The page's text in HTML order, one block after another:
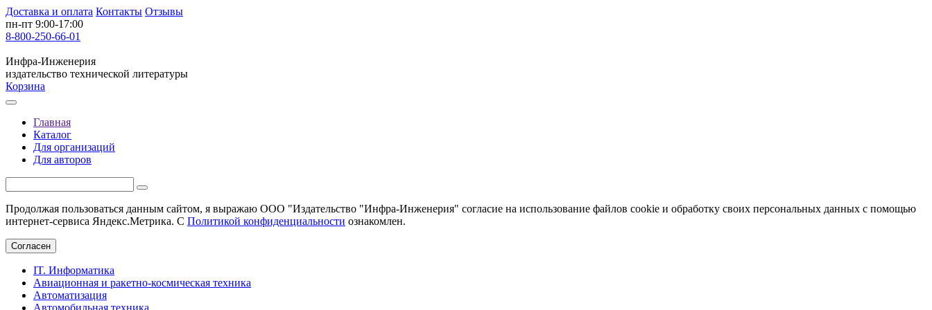
Доставка и оплата Контакты Отзывы
пн-пт 9:00-17:00
8-800-250-66-01
Инфра-Инженерия
издательство технической литературы
Корзина
Главная
Каталог
Для организаций
Для авторов
Продолжая пользоваться данным сайтом, я выражаю ООО "Издательство "Инфра-Инженерия" согласие на использование файлов cookie и обработку своих персональных данных с помощью
интернет-сервиса Яндекс.Метрика. С Политикой конфиденциальности ознакомлен.
Согласен
IT. Информатика
Авиационная и ракетно-космическая техника
Автоматизация
Автомобильная техника